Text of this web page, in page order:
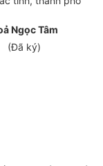
Ngọc Tâm
(Đã ký)